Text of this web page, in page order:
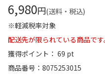
6,980円(送料・税込)
※軽減税率対象
配送先が限られている商品です
獲得ポイント： 69 pt
商品番号
8075253015